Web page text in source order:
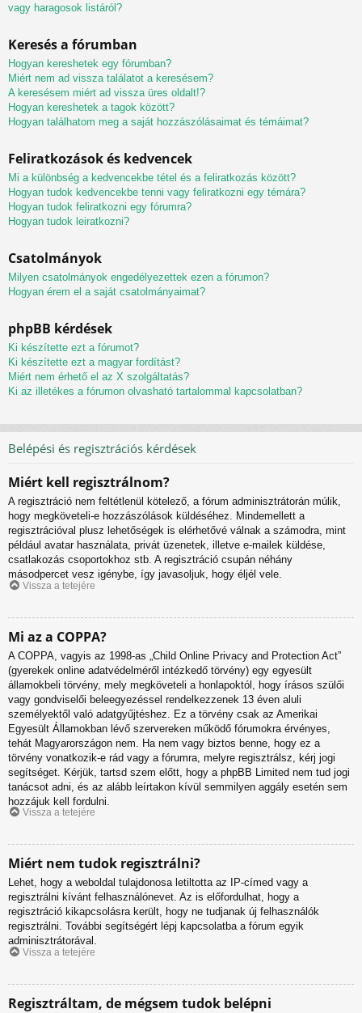
vagy haragosok listáról?
Keresés a fórumban
Hogyan kereshetek egy fórumban?
Miért nem ad vissza találatot a keresésem?
A keresésem miért ad vissza üres oldalt!?
Hogyan kereshetek a tagok között?
Hogyan találhatom meg a saját hozzászólásaimat és témáimat?
Feliratkozások és kedvencek
Mi a különbség a kedvencekbe tétel és a feliratkozás között?
Hogyan tudok kedvencekbe tenni vagy feliratkozni egy témára?
Hogyan tudok feliratkozni egy fórumra?
Hogyan tudok leiratkozni?
Csatolmányok
Milyen csatolmányok engedélyezettek ezen a fórumon?
Hogyan érem el a saját csatolmányaimat?
phpBB kérdések
Ki készítette ezt a fórumot?
Ki készítette ezt a magyar fordítást?
Miért nem érhető el az X szolgáltatás?
Ki az illetékes a fórumon olvasható tartalommal kapcsolatban?
Belépési és regisztrációs kérdések
Miért kell regisztrálnom?
A regisztráció nem feltétlenül kötelező, a fórum adminisztrátorán múlik,
hogy megköveteli-e hozzászólások küldéséhez. Mindemellett a
regisztrációval plusz lehetőségek is elérhetővé válnak a számodra, mint
például avatar használata, privát üzenetek, illetve e-mailek küldése,
csatlakozás csoportokhoz stb. A regisztráció csupán néhány
másodpercet vesz igénybe, így javasoljuk, hogy éljél vele.
Vissza a tetejére
Mi az a COPPA?
A COPPA, vagyis az 1998-as „Child Online Privacy and Protection Act”
(gyerekek online adatvédelméről intézkedő törvény) egy egyesült
államokbeli törvény, mely megköveteli a honlapoktól, hogy írásos szülői
vagy gondviselői beleegyezéssel rendelkezzenek 13 éven aluli
személyektől való adatgyűjtéshez. Ez a törvény csak az Amerikai
Egyesült Államokban lévő szervereken működő fórumokra érvényes,
tehát Magyarországon nem. Ha nem vagy biztos benne, hogy ez a
törvény vonatkozik-e rád vagy a fórumra, melyre regisztrálsz, kérj jogi
segítséget. Kérjük, tartsd szem előtt, hogy a phpBB Limited nem tud jogi
tanácsot adni, és az alább leírtakon kívül semmilyen aggály esetén sem
hozzájuk kell fordulni.
Vissza a tetejére
Miért nem tudok regisztrálni?
Lehet, hogy a weboldal tulajdonosa letiltotta az IP-címed vagy a
regisztrálni kívánt felhasználónevet. Az is előfordulhat, hogy a
regisztráció kikapcsolásra került, hogy ne tudjanak új felhasználók
regisztrálni. További segítségért lépj kapcsolatba a fórum egyik
adminisztrátorával.
Vissza a tetejére
Regisztráltam, de mégsem tudok belépni